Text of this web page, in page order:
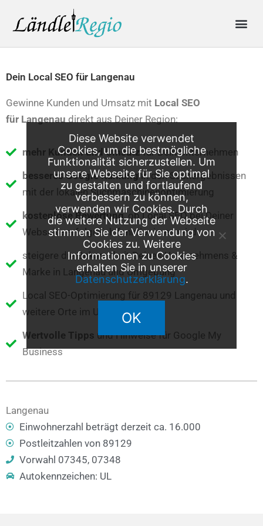
Dein Local SEO für Langenau
Gewinne Kunden und Umsatz mit Local SEO
für Langenau direkt aus Deiner Region:
mehr Kunden und Umsatzfür Dein Unternehmen
besseres Google Rankingin den Suchergebnissen
mit der lokalen Suchmaschinenoptimierung
kostenlose Bewertung, ob Local SEO bei Deiner
Webseite erfolgreich funktionieren wird
steigere die Bekanntheit Deines Unternehmens &
Marke in Langenau und Umgebung
Local SEO-Optimierung für 89129 Langenau und
weitere Orte im Umkreis
Wertvolle Tipps und Hinweise für Google My
Business
Langenau
Einwohnerzahl beträgt derzeit ca. 16.000
Postleitzahlen von 89129
Vorwahl 07345, 07348
Autokennzeichen: UL
Diese Website verwendet
Cookies, um die bestmögliche
Funktionalität sicherzustellen. Um
unsere Webseite für Sie optimal
zu gestalten und fortlaufend
verbessern zu können,
verwenden wir Cookies. Durch
die weitere Nutzung der Webseite
stimmen Sie der Verwendung von
Cookies zu. Weitere
Informationen zu Cookies
erhalten Sie in unserer
Datenschutzerklärung.
OK